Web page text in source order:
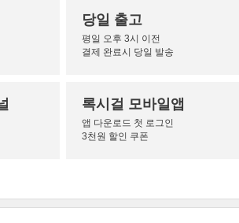
당일 출고
평일 오후 3시 이전
결제 완료시 당일 발송
록시걸 모바일앱
앱 다운로드 첫 로그인
3천원 할인 쿠폰